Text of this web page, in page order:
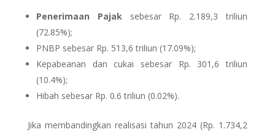
Penerimaan Pajaksebesar Rp. 2.189,3 triliun
(72.85%);
PNBP sebesar Rp. 513,6 triliun (17.09%);
Kepabeanan dan cukai sebesar Rp. 301,6 triliun
(10.4%);
Hibah sebesar Rp. 0.6 triliun (0.02%).
Jika membandingkan realisasi tahun 2024 (Rp. 1.734,2